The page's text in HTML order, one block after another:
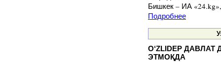
Бишкек – ИА
Подробнее
O‘ZLIDEP
ЭТМОҚДА